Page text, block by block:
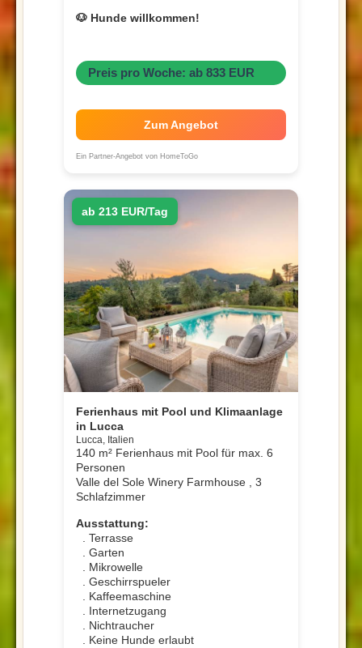
🐶 Hunde willkommen!
Preis pro Woche: ab 833 EUR
Zum Angebot
Ein Partner-Angebot von HomeToGo
ab 213 EUR/Tag
Ferienhaus mit Pool und Klimaanlage
in Lucca
Lucca, Italien
140 m² Ferienhaus mit Pool für max. 6
Personen
Valle del Sole Winery Farmhouse , 3
Schlafzimmer
Ausstattung:
. Terrasse
. Garten
. Mikrowelle
. Geschirrspueler
. Kaffeemaschine
. Internetzugang
. Nichtraucher
. Keine Hunde erlaubt